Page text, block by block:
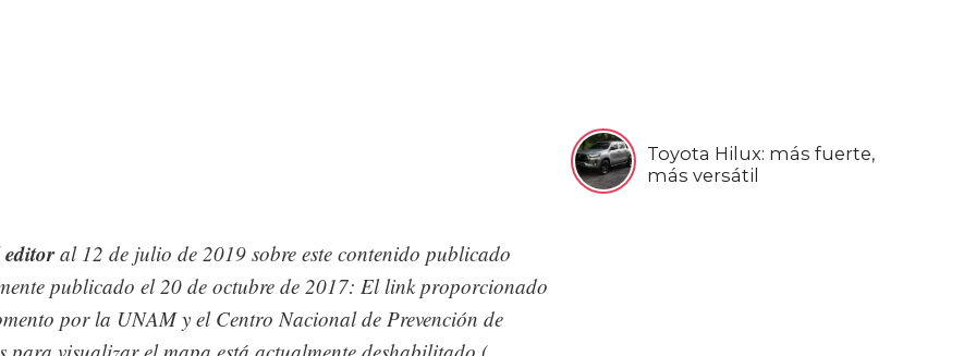
Toyota Hilux: más fuerte,
más versátil
editoral 12 de julio de 2019 sobre este contenido publicado
publicado el 20 de octubre de 2017: El link proporcionado
por la UNAM y el Centro Nacional de Prevención de